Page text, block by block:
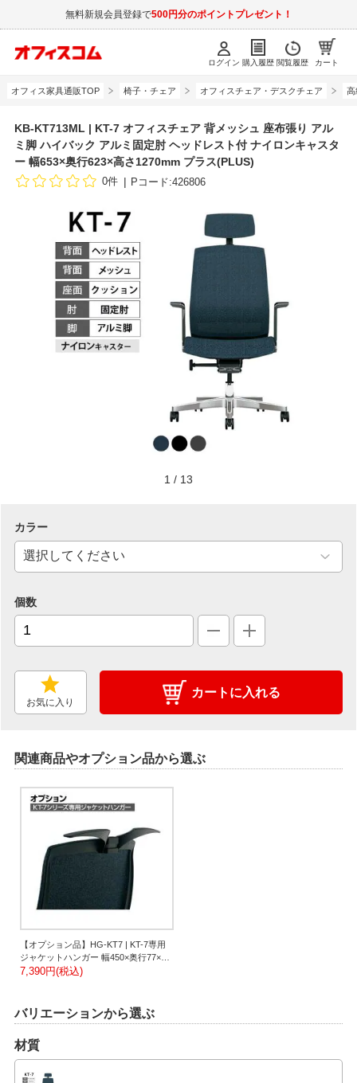
無料新規会員登録で500円分のポイントプレゼント！
ログイン 購入履歴 閲覧履歴 カート
オフィス家具通販TOP 椅子・チェア オフィスチェア・デスクチェア 高
KB-KT713ML | KT-7 オフィスチェア 背メッシュ 座布張り アル
ミ脚 ハイバック アルミ固定肘 ヘッドレスト付 ナイロンキャスタ
ー 幅653×奥行623×高さ1270mm プラス(PLUS)
0件 Pコード:426806
1 / 13
カラー
個数
お気に入り
カートに入れる
関連商品やオプション品から選ぶ
【オプション品】HG-KT7 | KT-7専用
ジャケットハンガー 幅450×奥行77×高
さ80mm プラス(PLUS)
7,390円(税込)
バリエーションから選ぶ
材質